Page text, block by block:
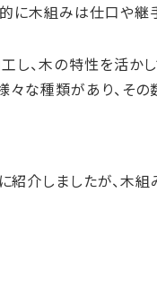
に木組みは仕口や継
し、木の特性を活か
々な種類があり、そ
介しましたが、木組